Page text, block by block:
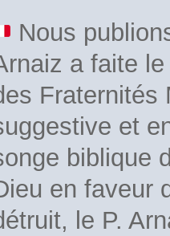
Nous
a faite
Fraternités
et
biblique
en faveur
le P.